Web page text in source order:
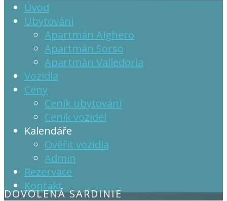
Úvod
Ubytování
Apartmán Alghero
Apartmán Sorso
Apartmán Valledoria
Vozidla
Ceny
Ceník ubytování
Ceník vozidel
Kalendáře
Ověřit vozidla
Admin
Rezervace
Kontakt
DOVOLENÁ SARDINIE